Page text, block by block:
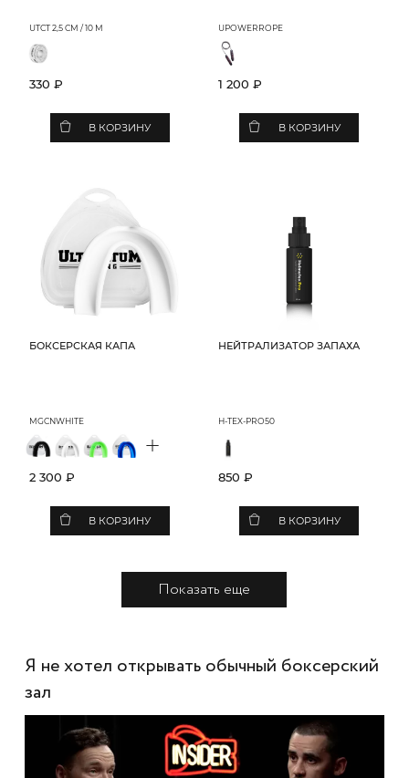
UTCT 2,5 CM / 10 M
330 ₽
В КОРЗИНУ
UPOWERROPE
1 200 ₽
В КОРЗИНУ
БОКСЕРСКАЯ КАПА
MGCNWHITE
+
2 300 ₽
В КОРЗИНУ
НЕЙТРАЛИЗАТОР ЗАПАХА
H-TEX-PRO50
850 ₽
В КОРЗИНУ
Показать еще
Я не хотел открывать обычный боксерский
зал